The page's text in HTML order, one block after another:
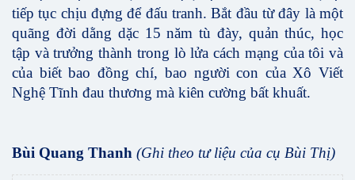
tiếp tục chịu đựng để đấu tranh. Bắt đầu từ đây là một
quãng đời dằng dặc 15 năm tù đày, quản thúc, học
tập và trưởng thành trong lò lửa cách mạng của tôi và
của biết bao đồng chí, bao người con của Xô Viết
Nghệ Tĩnh đau thương mà kiên cường bất khuất.
Bùi Quang Thanh (Ghi theo tư liệu của cụ Bùi Thị)